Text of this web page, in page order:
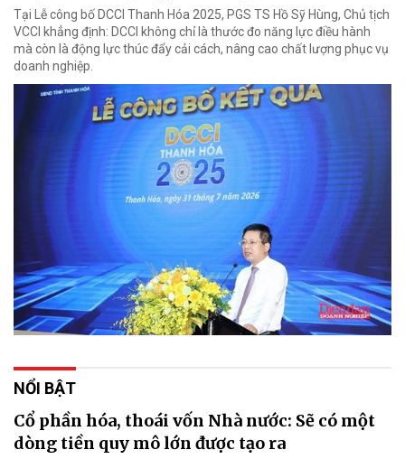
Tại Lễ công bố DCCI Thanh Hóa 2025, PGS TS Hồ Sỹ Hùng, Chủ tịch
VCCI khẳng định: DCCI không chỉ là thước đo năng lực điều hành
mà còn là động lực thúc đẩy cải cách, nâng cao chất lượng phục vụ
doanh nghiệp.
NỔI BẬT
Cổ phần hóa, thoái vốn Nhà nước: Sẽ có một
dòng tiền quy mô lớn được tạo ra